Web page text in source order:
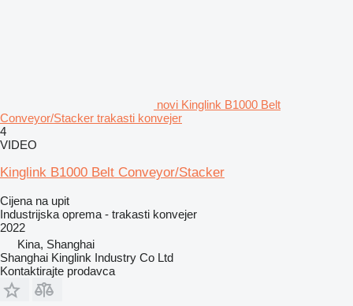
novi Kinglink B1000 Belt
Conveyor/Stacker trakasti konvejer
4
VIDEO
Kinglink B1000 Belt Conveyor/Stacker
Cijena na upit
Industrijska oprema - trakasti konvejer
2022
Kina, Shanghai
Shanghai Kinglink Industry Co Ltd
Kontaktirajte prodavca